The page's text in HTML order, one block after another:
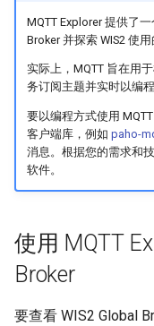
MQTT Explorer 提供了
Broker 并探索 WIS2 使
实际上，MQTT 旨在用
务订阅主题并实时以编
要以编程方式使用
客户端库，例如 paho-
消息。根据您的需求和
软件。
使用 MQTT
Broker
要查看 WIS2 Global